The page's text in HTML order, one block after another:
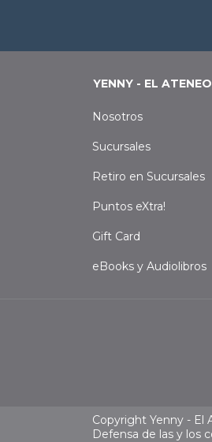
YENNY - EL ATENEO
Nosotros
Sucursales
Retiro en Sucursales
Puntos eXtra!
Gift Card
eBooks y Audiolibros
Copyright Yenny - El
Defensa de las y los